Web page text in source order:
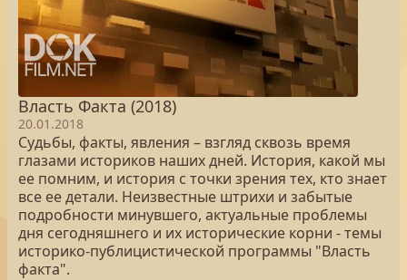
Власть Факта (2018)
20.01.2018
Судьбы, факты, явления – взгляд сквозь время
глазами историков наших дней. История, какой мы
ее помним, и история с точки зрения тех, кто знает
все ее детали. Неизвестные штрихи и забытые
подробности минувшего, актуальные проблемы
дня сегодняшнего и их исторические корни - темы
историко-публицистической программы "Власть
факта".